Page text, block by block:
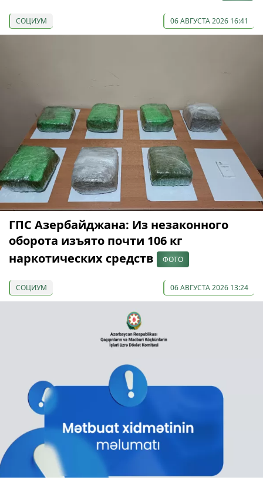
СОЦИУМ 06 АВГУСТА 2026 16:41
ГПС Азербайджана: Из незаконного
оборота изъято почти 106 кг
наркотических средств
ФОТО
СОЦИУМ 06 АВГУСТА 2026 13:24